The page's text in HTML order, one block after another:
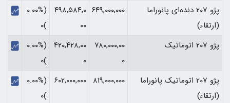
پژو 207 دنده‌ای پانوراما
(ارتقاء)
۶۴۹,۰۰۰,۰۰۰ ۴۹۸,۵۸۴,۰
۰۰
(۰.۰۰%
)۰
پژو 207 اتوماتیک
۷۸۰,۰۰۰,۰۰
۰
۴۲۰,۴۲۸,۰۰
۰
(۰.۰۰%
)۰
پژو 207 اتوماتیک پانوراما
(ارتقاء)
۸۱۹,۰۰۰,۰۰۰ ۶۰۲,۰۰۰,۰۰۰
(۰.۰۰%
)۰